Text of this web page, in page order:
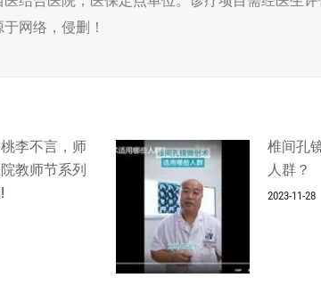
网络，侵删！
桃李不言，师
教师节系列
椎间孔
人群？
2023-11-28